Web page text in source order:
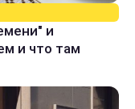
и
и что там